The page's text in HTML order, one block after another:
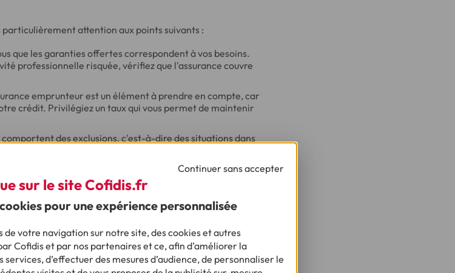
attention aux points suivants :
que les garanties offertes correspondent à vos besoins.
professionnelle risquée, vérifiez que l'assurance couvre
emprunteur est un élément à prendre en compte, car
crédit. Privilégiez un taux qui vous permet de maintenir
des exclusions, c'est-à-dire des situations dans
emprunteur moto : quelles sont les
moto, vous devrez suivre plusieurs étapes.
consiste à demander un devis auprès de différentes
Continuer sans accepter
sur le site Cofidis.fr
pour une expérience personnalisée
votre navigation sur notre site, des cookies et autres
Cofidis et par nos partenaires et ce, afin d’améliorer la
d’effectuer des mesures d’audience, de personnaliser le